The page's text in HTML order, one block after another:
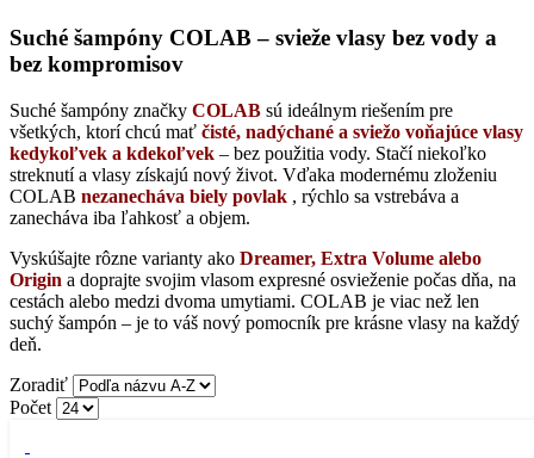
Suché šampóny COLAB – svieže vlasy bez vody a
bez kompromisov
Suché šampóny značky COLAB sú ideálnym riešením pre
všetkých, ktorí chcú mať čisté, nadýchané a sviežo voňajúce vlasy
kedykoľvek a kdekoľvek – bez použitia vody. Stačí niekoľko
streknutí a vlasy získajú nový život. Vďaka modernému zloženiu
COLAB nezanecháva biely povlak , rýchlo sa vstrebáva a
zanecháva iba ľahkosť a objem.
Vyskúšajte rôzne varianty ako Dreamer, Extra Volume alebo
Origin a doprajte svojim vlasom expresné osvieženie počas dňa, na
cestách alebo medzi dvoma umytiami. COLAB je viac než len
suchý šampón – je to váš nový pomocník pre krásne vlasy na každý
deň.
Zoradiť
Počet